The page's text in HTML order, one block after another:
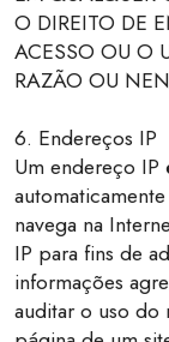
O DIREITO DE
ACESSO OU O
RAZÃO OU
6. Endereços IP
Um endereço
navega na
IP para fins de
informações
auditar o uso do